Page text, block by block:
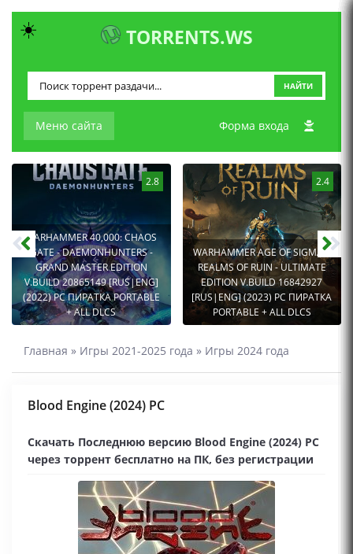
TORRENTS.WS
Меню сайта
НАЙТИ
Форма входа
2.8
WARHAMMER 40,000: CHAOS
GATE - DAEMONHUNTERS -
GRAND MASTER EDITION
V.BUILD 20865149 [RUS|ENG]
(2022) PC ПИРАТКА PORTABLE
+ ALL DLCS
2.4
WARHAMMER AGE OF SIGMAR:
REALMS OF RUIN - ULTIMATE
EDITION V.BUILD 16842927
[RUS|ENG] (2023) PC ПИРАТКА
PORTABLE + ALL DLCS
Главная » Игры 2021-2025 года » Игры 2024 года
Blood Engine (2024) PC
Скачать Последнюю версию Blood Engine (2024) PC
через торрент бесплатно на ПК, без регистрации
☀️